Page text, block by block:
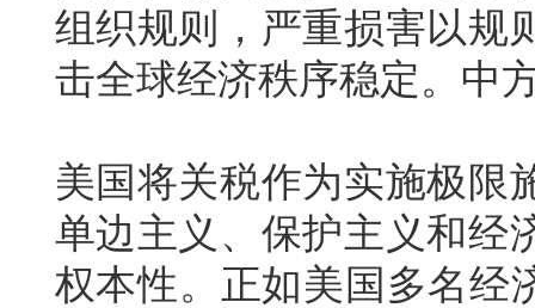
组织规则，严重损害以规
击全球经济秩序稳定。中
美国将关税作为实施极限
单边主义、保护主义和经
权本性。正如美国多名经